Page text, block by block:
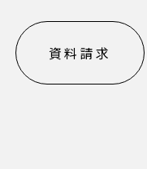
資料請求